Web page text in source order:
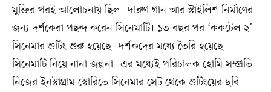
মুক্তির পরই আলোচনায় ছিল। দারুণ গান আর স্টাইলিশ নির্মাণের
জন্য দর্শকেরা পছন্দ করেন সিনেমাটি। ১৩ বছর পর ‘ককটেল ২’
সিনেমার শুটিং শুরু হয়েছে। দর্শকদের মধ্যে তৈরি হয়েছে
সিনেমাটি নিয়ে নানা জল্পনা। এর মধ্যেই পরিচালক হোমি সম্প্রতি
নিজের ইনস্টাগ্রাম স্টোরিতে সিনেমার সেট থেকে শুটিংয়ের ছবি